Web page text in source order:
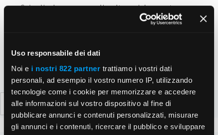
Uso responsabile dei dati
Noi e i nostri 822 partner trattiamo i vostri dati
personali, ad esempio il vostro numero IP, utilizzando
tecnologie come i cookie per memorizzare e accedere
alle informazioni sul vostro dispositivo al fine di
pubblicare annunci e contenuti personalizzati, misurare
gli annunci e i contenuti, ricercare il pubblico e sviluppare
Salva il mio nome, email e sito web in questo
browser per la prossima volta che commento.
Ricerca
per: